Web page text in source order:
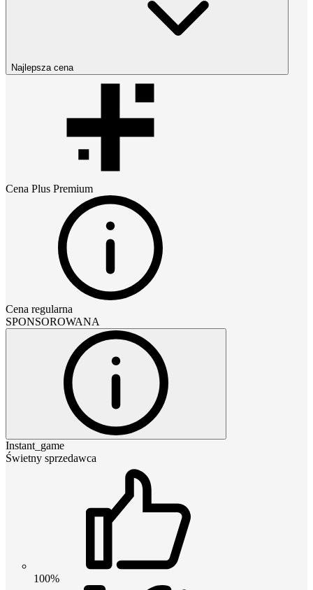
Najlepsza cena
Cena Plus Premium
Cena regularna
SPONSOROWANA
Instant_game
Świetny sprzedawca
100%